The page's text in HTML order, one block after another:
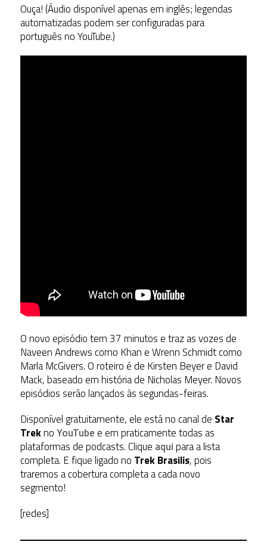
Ouça! (Áudio disponível apenas em inglês; legendas
automatizadas podem ser configuradas para
português no YouTube.)
O novo episódio tem 37 minutos e traz as vozes de
Naveen Andrews como Khan e Wrenn Schmidt como
Marla McGivers. O roteiro é de Kirsten Beyer e David
Mack, baseado em história de Nicholas Meyer. Novos
episódios serão lançados às segundas-feiras.
Disponível gratuitamente, ele está no canal de Star
TreknoYouTubee em praticamente todas as
plataformas de podcasts. Clique aquipara a lista
completa. E fique ligado no Trek Brasilis, pois
traremos a cobertura completa a cada novo
segmento!
[redes]